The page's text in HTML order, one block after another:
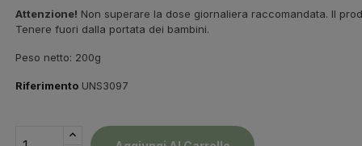
Attenzione! Non superare la dose giornaliera raccomandata. Il
Tenere fuori dalla portata dei bambini.
Peso netto: 200g
Riferimento UNS3097